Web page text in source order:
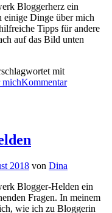
Bloggerherz ein
Dinge über mich
Tipps für andere
auf das Bild unten
mit
michKommentar
2018 von Dina
Blogger-Helden ein
Fragen. In meinem
wie ich zu Bloggerin